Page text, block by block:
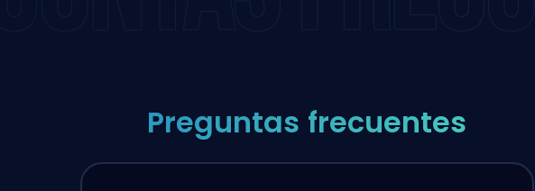
Preguntas frecuentes